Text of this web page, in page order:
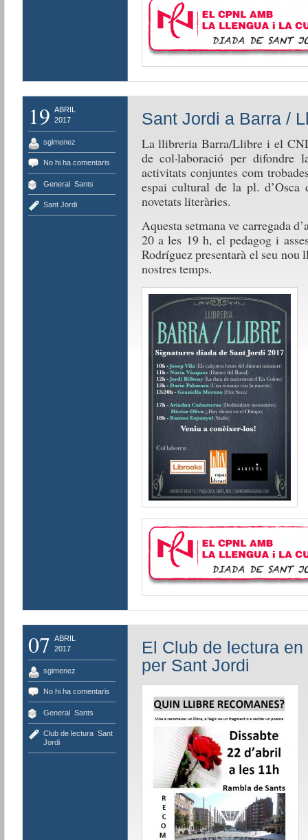
19 ABRIL
2017
sgimenez
No hi ha comentaris
General, Sants
Sant Jordi
Sant Jordi a Barra /
La llibreria Barra/Llibre i el
de col·laboració per
activitats conjuntes com
espai cultural de la pl. d’Osca
novetats literàries.
Aquesta setmana ve carregada
20 a les 19 h, el pedagog i
Rodríguez presentarà el seu
nostres temps.
07 ABRIL
2017
sgimenez
No hi ha comentaris
General, Sants
Club de lectura, Sant
Jordi
El Club de lectura
per Sant Jordi